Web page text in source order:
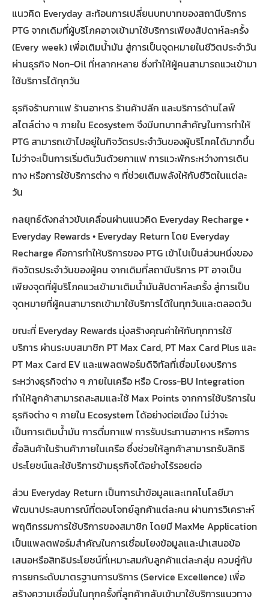
แนวคิด Everyday สะท้อนการเปลี่ยนบทบาทของสถานีบริการ
PTG จากเดิมที่ผู้บริโภคอาจเข้ามาใช้บริการเพียงสัปดาห์ละครั้ง
(Every week) เพื่อเติมน้ำมัน สู่การเป็นจุดหมายในชีวิตประจำวัน
ผ่านธุรกิจ Non-Oil ที่หลากหลาย ซึ่งทำให้ผู้คนสามารถแวะเข้ามา
ใช้บริการได้ทุกวัน
ธุรกิจร้านกาแฟ ร้านอาหาร ร้านค้าปลีก และบริการด้านไลฟ์
สไตล์ต่าง ๆ ภายใน Ecosystem จึงมีบทบาทสำคัญในการทำให้
PTG สามารถเข้าไปอยู่ในกิจวัตรประจำวันของผู้บริโภคได้มากขึ้น
ไม่ว่าจะเป็นการเริ่มต้นวันด้วยกาแฟ การแวะพักระหว่างการเดิน
ทาง หรือการใช้บริการต่าง ๆ ที่ช่วยเติมพลังให้กับชีวิตในแต่ละ
วัน
กลยุทธ์ดังกล่าวขับเคลื่อนผ่านแนวคิด Everyday Recharge •
Everyday Rewards • Everyday Return โดย Everyday
Recharge คือการทำให้บริการของ PTG เข้าไปเป็นส่วนหนึ่งของ
กิจวัตรประจำวันของผู้คน จากเดิมที่สถานีบริการ PT อาจเป็น
เพียงจุดที่ผู้บริโภคแวะเข้ามาเติมน้ำมันสัปดาห์ละครั้ง สู่การเป็น
จุดหมายที่ผู้คนสามารถเข้ามาใช้บริการได้ในทุกวันและตลอดวัน
ขณะที่ Everyday Rewards มุ่งสร้างคุณค่าให้กับทุกการใช้
บริการ ผ่านระบบสมาชิก PT Max Card, PT Max Card Plus และ
PT Max Card EV และแพลตฟอร์มดิจิทัลที่เชื่อมโยงบริการ
ระหว่างธุรกิจต่าง ๆ ภายในเครือ หรือ Cross-BU Integration
ทำให้ลูกค้าสามารถสะสมและใช้ Max Points จากการใช้บริการใน
ธุรกิจต่าง ๆ ภายใน Ecosystem ได้อย่างต่อเนื่อง ไม่ว่าจะ
เป็นการเติมน้ำมัน การดื่มกาแฟ การรับประทานอาหาร หรือการ
ซื้อสินค้าในร้านค้าภายในเครือ ซึ่งช่วยให้ลูกค้าสามารถรับสิทธิ
ประโยชน์และใช้บริการข้ามธุรกิจได้อย่างไร้รอยต่อ
ส่วน Everyday Return เป็นการนำข้อมูลและเทคโนโลยีมา
พัฒนาประสบการณ์ที่ตอบโจทย์ลูกค้าแต่ละคน ผ่านการวิเคราะห์
พฤติกรรมการใช้บริการของสมาชิก โดยมี MaxMe Application
เป็นแพลตฟอร์มสำคัญในการเชื่อมโยงข้อมูลและนำเสนอข้อ
เสนอหรือสิทธิประโยชน์ที่เหมาะสมกับลูกค้าแต่ละกลุ่ม ควบคู่กับ
การยกระดับมาตรฐานการบริการ (Service Excellence) เพื่อ
สร้างความเชื่อมั่นในทุกครั้งที่ลูกค้ากลับเข้ามาใช้บริการแนวทาง